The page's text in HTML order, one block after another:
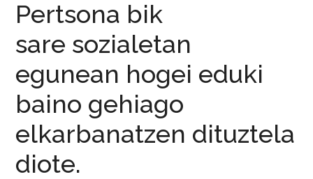
Pertsona bik
sare sozialetan
egunean hogei eduki
baino gehiago
elkarbanatzen dituztela
diote.